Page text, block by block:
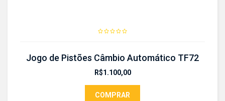
Jogo de Pistões Câmbio Automático TF72
R$1.100,00
COMPRAR